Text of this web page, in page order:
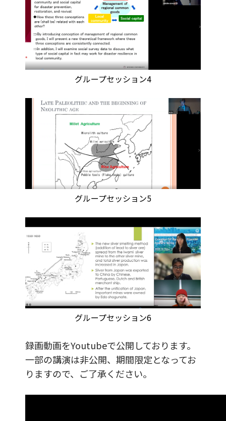
グループセッション4
グループセッション5
グループセッション6
録画動画をYoutubeで公開しております。
一部の講演は非公開、期間限定となってお
りますので、ご了承ください。